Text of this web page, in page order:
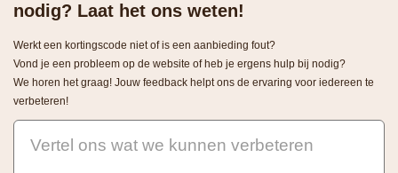
nodig? Laat het ons weten!
Werkt een kortingscode niet of is een aanbieding fout?
Vond je een probleem op de website of heb je ergens hulp bij nodig?
We horen het graag! Jouw feedback helpt ons de ervaring voor iedereen te
verbeteren!
Vertel ons wat we kunnen verbeteren